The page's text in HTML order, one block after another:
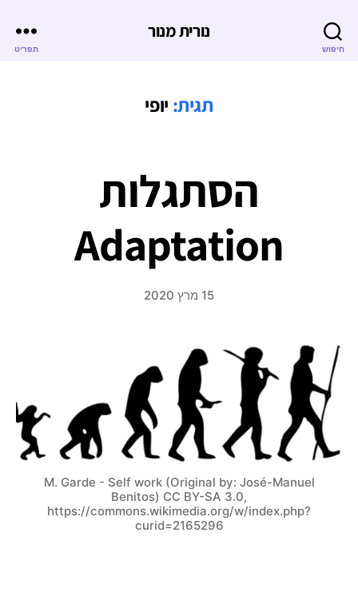
חיפוש
נורית מנור
תפריט
תגית: יופי
הסתגלות
Adaptation
15 מרץ 2020
M. Garde - Self work (Original by: José-Manuel
Benitos) CC BY-SA 3.0,
https://commons.wikimedia.org/w/index.php?
curid=2165296